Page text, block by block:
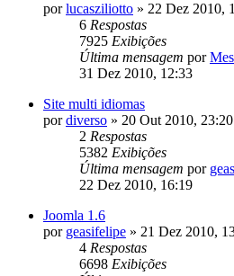
porlucasziliotto » 22 Dez 2010,
6 Respostas
7925 Exibições
Última mensagem por
31 Dez 2010, 12:33
Site multi idiomas
pordiverso » 20 Out 2010, 23:20
2 Respostas
5382 Exibições
Última mensagem por
22 Dez 2010, 16:19
Joomla 1.6
por geasifelipe » 21 Dez 2010,
4 Respostas
6698 Exibições